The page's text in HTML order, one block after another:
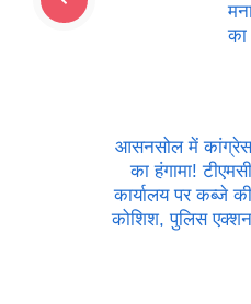
आसनसोल में कांग्रेस
का हंगामा! टीएमसी
कार्यालय पर कब्जे की
कोशिश, पुलिस एक्शन